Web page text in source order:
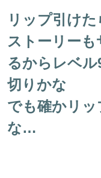
リップ引け
ストーリーも
るからレベ
切りかな
でも確かリッ
な…